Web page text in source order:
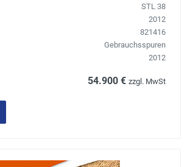
STL 38
2012
821416
Gebrauchsspuren
2012
54.900 € zzgl. MwSt